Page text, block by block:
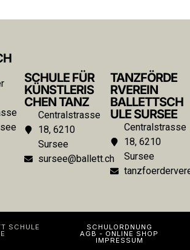
SCHULE FÜR
KÜNSTLERIS
CHEN TANZ
Centralstrasse
18, 6210
Sursee
sursee@ballett.ch
TANZFÖRDE
RVEREIN
BALLETTSCH
ULE SURSEE
Centralstrasse
18, 6210
Sursee
SCHULE SCHULORDNUNG
AGB - ONLINE SHOP
IMPRESSUM